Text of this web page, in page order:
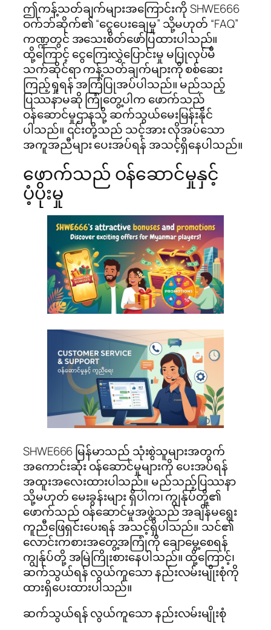
ဤကန့်သတ်ချက်များအကြောင်းကို SHWE666
ဝက်ဘ်ဆိုက်၏ “ငွေပေးချေမှု” သို့မဟုတ် “FAQ”
ကဏ္ဍတွင် အသေးစိတ်ဖော်ပြထားပါသည်။
ထို့ကြောင့် ငွေကြေးလွှဲပြောင်းမှု မပြုလုပ်မီ
သက်ဆိုင်ရာ ကန့်သတ်ချက်များကို စစ်ဆေး
ကြည့်ရှုရန် အကြံပြုအပ်ပါသည်။ မည်သည့်
ပြဿနာမဆို ကြုံတွေ့ပါက ဖောက်သည်
ဝန်ဆောင်မှုဌာနသို့ ဆက်သွယ်မေးမြန်းနိုင်
ပါသည်။ ၎င်းတို့သည် သင့်အား လိုအပ်သော
အကူအညီများ ပေးအပ်ရန် အသင့်ရှိနေပါသည်။
ဖောက်သည် ဝန်ဆောင်မှုနှင့်
ပံ့ပိုးမှု
SHWE666 မြန်မာသည် သုံးစွဲသူများအတွက်
အကောင်းဆုံး ဝန်ဆောင်မှုများကို ပေးအပ်ရန်
အထူးအလေးထားပါသည်။ မည်သည့်ပြဿနာ
သို့မဟုတ် မေးခွန်းများ ရှိပါက၊ ကျွန်ုပ်တို့၏
ဖောက်သည် ဝန်ဆောင်မှုအဖွဲ့သည် အချိန်မရွေး
ကူညီဖြေရှင်းပေးရန် အသင့်ရှိပါသည်။ သင်၏
လောင်းကစားအတွေ့အကြုံကို ချောမွေ့စေရန်
ကျွန်ုပ်တို့ အမြဲကြိုးစားနေပါသည်။ ထို့ကြောင့်၊
ဆက်သွယ်ရန် လွယ်ကူသော နည်းလမ်းမျိုးစုံကို
ထားရှိပေးထားပါသည်။
ဆက်သွယ်ရန် လွယ်ကူသော နည်းလမ်းမျိုးစုံ